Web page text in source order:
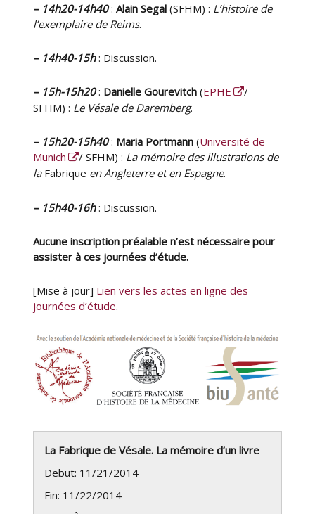
– 14h20-14h40:Alain Segal (SFHM) : L’histoire de
l’exemplaire de Reims.
– 14h40-15h: Discussion.
– 15h-15h20: Danielle Gourevitch (EPHE
/
SFHM) : Le Vésale de Daremberg.
– 15h20-15h40: Maria Portmann (Université de
Munich
/ SFHM) : La mémoire des illustrations de
la Fabrique en Angleterre et en Espagne.
– 15h40-16h: Discussion.
Aucune inscription préalable n’est nécessaire pour
assister à ces journées d’étude.
[Mise à jour] Lien vers les actes en ligne des
journées d’étude.
La Fabrique de Vésale. La mémoire d’un livre
Debut: 11/21/2014
Fin: 11/22/2014